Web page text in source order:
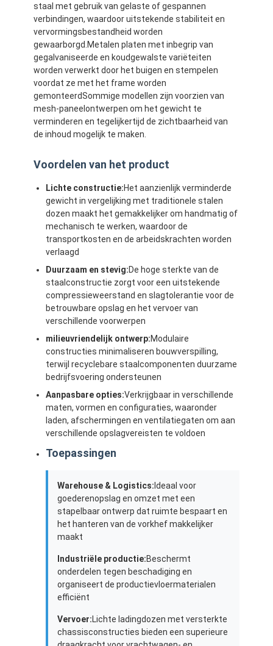
Thuis
Producten
Video's
staal met gebruik van gelaste of gespannen
verbindingen, waardoor uitstekende stabiliteit en
vervormingsbestandheid worden
gewaarborgd.Metalen platen met inbegrip van
gegalvaniseerde en koudgewalste variëteiten
worden verwerkt door het buigen en stempelen
voordat ze met het frame worden
gemonteerdSommige modellen zijn voorzien van
mesh-paneelontwerpen om het gewicht te
verminderen en tegelijkertijd de zichtbaarheid van
de inhoud mogelijk te maken.
Voordelen van het product
Lichte constructie:Het aanzienlijk verminderde
gewicht in vergelijking met traditionele stalen
dozen maakt het gemakkelijker om handmatig of
mechanisch te werken, waardoor de
transportkosten en de arbeidskrachten worden
verlaagd
Duurzaam en stevig:De hoge sterkte van de
staalconstructie zorgt voor een uitstekende
compressieweerstand en slagtolerantie voor de
betrouwbare opslag en het vervoer van
verschillende voorwerpen
milieuvriendelijk ontwerp:Modulaire
constructies minimaliseren bouwverspilling,
terwijl recyclebare staalcomponenten duurzame
bedrijfsvoering ondersteunen
Aanpasbare opties:Verkrijgbaar in verschillende
maten, vormen en configuraties, waaronder
laden, afschermingen en ventilatiegaten om aan
verschillende opslagvereisten te voldoen
Toepassingen
Warehouse & Logistics: Ideaal voor
goederenopslag en omzet met een
stapelbaar ontwerp dat ruimte bespaart en
het hanteren van de vorkhef makkelijker
maakt
Industriële productie:Beschermt
onderdelen tegen beschadiging en
organiseert de productievloermaterialen
efficiënt
Vervoer:Lichte ladingdozen met versterkte
chassisconstructies bieden een superieure